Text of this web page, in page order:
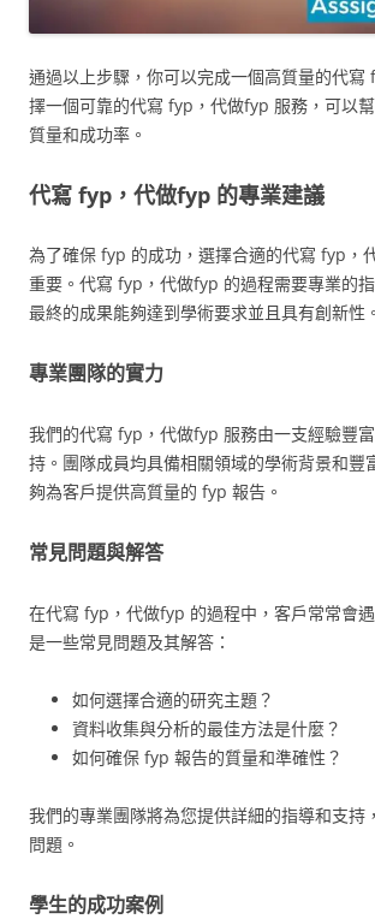
通過以上步驟，你可以完成一個高質量的代
擇一個可靠的代寫 fyp，代做fyp 服務，可以
質量和成功率。
代寫 fyp，代做fyp 的專業建議
為了確保 fyp 的成功，選擇合適的代寫 fyp，
重要。代寫 fyp，代做fyp 的過程需要專業的
最終的成果能夠達到學術要求並且具有創新性。
專業團隊的實力
我們的代寫 fyp，代做fyp 服務由一支經驗豐
持。團隊成員均具備相關領域的學術背景和豐
夠為客戶提供高質量的 fyp 報告。
常見問題與解答
在代寫 fyp，代做fyp 的過程中，客戶常常會
是一些常見問題及其解答：
如何選擇合適的研究主題？
資料收集與分析的最佳方法是什麼？
如何確保 fyp 報告的質量和準確性？
我們的專業團隊將為您提供詳細的指導和支持
問題。
學生的成功案例